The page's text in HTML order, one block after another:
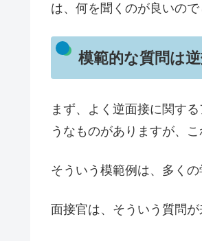
は、何を聞くのが良いので
模範的な質問は
まず、よく逆面接に関す
うなものがありますが、
そういう模範例は、多く
面接官は、そういう質問が